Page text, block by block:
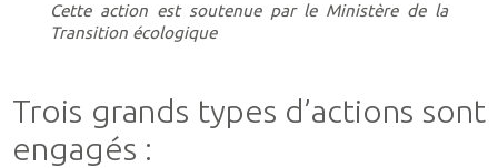
Cette action est soutenue par le Ministère de la
Transition écologique
Trois grands types d’actions sont
engagés :